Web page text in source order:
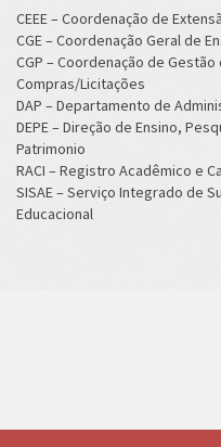
CEEE – Coordenação de
CGE – Coordenação Geral de
CGP – Coordenação de
Compras/Licitações
DAP – Departamento de
DEPE – Direção de Ensino,
Patrimonio
RACI – Registro Acadêmico e
SISAE – Serviço Integrado de
Educacional